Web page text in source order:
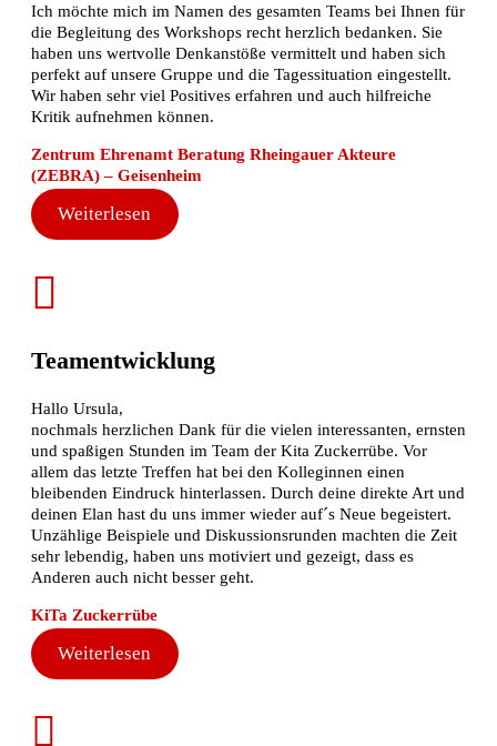
Ich möchte mich im Namen des gesamten Teams bei Ihnen für
die Begleitung des Workshops recht herzlich bedanken. Sie
haben uns wertvolle Denkanstöße vermittelt und haben sich
perfekt auf unsere Gruppe und die Tagessituation eingestellt.
Wir haben sehr viel Positives erfahren und auch hilfreiche
Kritik aufnehmen können.
Zentrum Ehrenamt Beratung Rheingauer Akteure
(ZEBRA) – Geisenheim
Weiterlesen
Teamentwicklung
Hallo Ursula,
nochmals herzlichen Dank für die vielen interessanten, ernsten
und spaßigen Stunden im Team der Kita Zuckerrübe. Vor
allem das letzte Treffen hat bei den Kolleginnen einen
bleibenden Eindruck hinterlassen. Durch deine direkte Art und
deinen Elan hast du uns immer wieder auf´s Neue begeistert.
Unzählige Beispiele und Diskussionsrunden machten die Zeit
sehr lebendig, haben uns motiviert und gezeigt, dass es
Anderen auch nicht besser geht.
KiTa Zuckerrübe
Weiterlesen